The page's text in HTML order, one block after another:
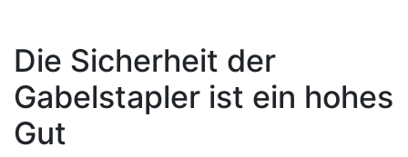
Die Sicherheit der
Gabelstapler ist ein hohes
Gut